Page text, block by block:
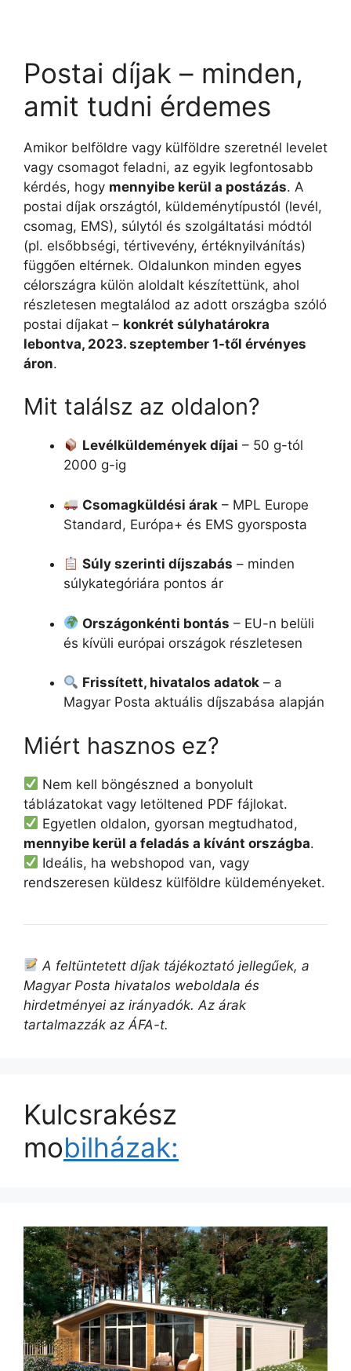
Postai díjak – minden,
amit tudni érdemes
Amikor belföldre vagy külföldre szeretnél levelet
vagy csomagot feladni, az egyik legfontosabb
kérdés, hogy mennyibe kerül a postázás. A
postai díjak országtól, küldeménytípustól (levél,
csomag, EMS), súlytól és szolgáltatási módtól
(pl. elsőbbségi, tértivevény, értéknyilvánítás)
függően eltérnek. Oldalunkon minden egyes
célországra külön aloldalt készítettünk, ahol
részletesen megtalálod az adott országba szóló
postai díjakat – konkrét súlyhatárokra
lebontva, 2023. szeptember 1-től érvényes
áron.
Mit találsz az oldalon?
Levélküldemények díjai – 50 g-tól
2000 g-ig
Csomagküldési árak – MPL Europe
Standard, Európa+ és EMS gyorsposta
Súly szerinti díjszabás – minden
súlykategóriára pontos ár
Országonkénti bontás – EU-n belüli
és kívüli európai országok részletesen
Frissített, hivatalos adatok – a
Magyar Posta aktuális díjszabása alapján
Miért hasznos ez?
Nem kell böngészned a bonyolult
táblázatokat vagy letöltened PDF fájlokat.
Egyetlen oldalon, gyorsan megtudhatod,
mennyibe kerül a feladás a kívánt országba.
Ideális, ha webshopod van, vagy
rendszeresen küldesz külföldre küldeményeket.
A feltüntetett díjak tájékoztató jellegűek, a
Magyar Posta hivatalos weboldala és
hirdetményei az irányadók. Az árak
tartalmazzák az ÁFA-t.
Kulcsrakész
mobilházak: